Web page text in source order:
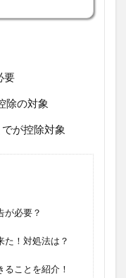
要
除の対象
が控除対象
が必要？
た！対処法は？
ことを紹介！